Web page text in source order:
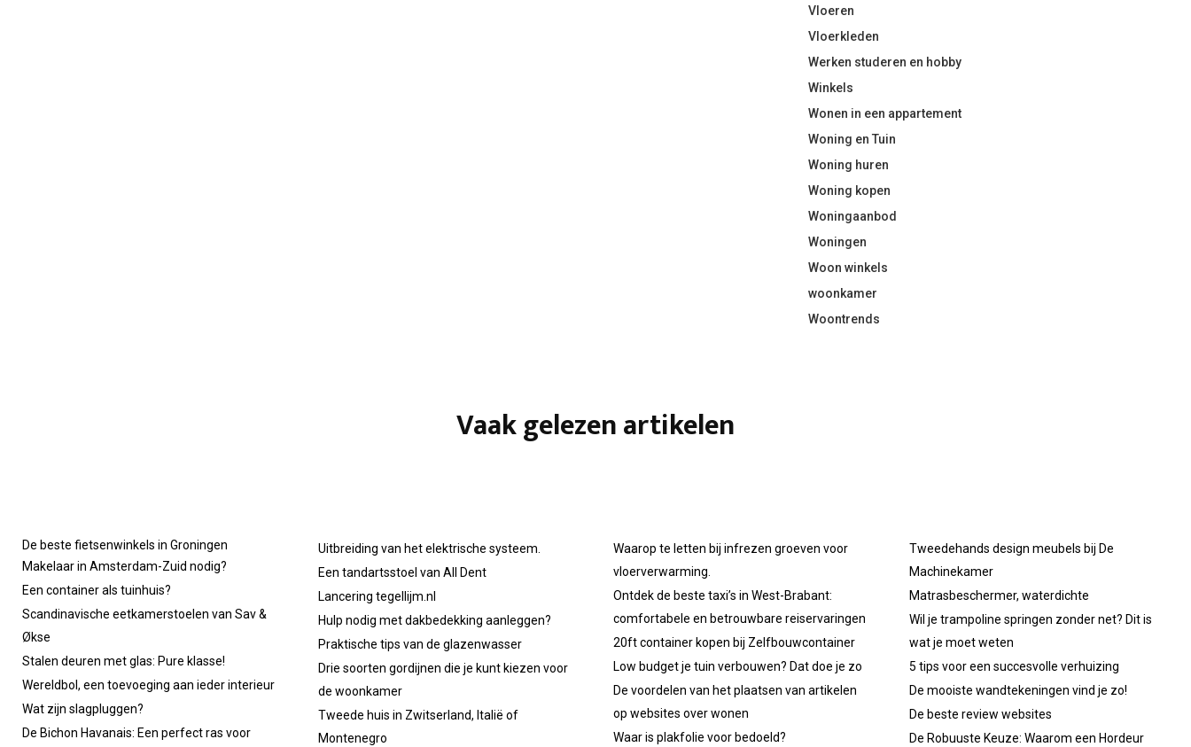
Vloeren
Vloerkleden
Werken studeren en hobby
Winkels
Wonen in een appartement
Woning en Tuin
Woning huren
Woning kopen
Woningaanbod
Woningen
Woon winkels
woonkamer
Woontrends
Vaak gelezen artikelen
De beste fietsenwinkels in Groningen
Makelaar in Amsterdam-Zuid nodig?
Een container als tuinhuis?
Scandinavische eetkamerstoelen van Sav &
Økse
Stalen deuren met glas: Pure klasse!
Wereldbol, een toevoeging aan ieder interieur
Wat zijn slagpluggen?
De Bichon Havanais: Een perfect ras voor
Uitbreiding van het elektrische systeem.
Een tandartsstoel van All Dent
Lancering tegellijm.nl
Hulp nodig met dakbedekking aanleggen?
Praktische tips van de glazenwasser
Drie soorten gordijnen die je kunt kiezen voor
de woonkamer
Tweede huis in Zwitserland, Italië of
Montenegro
Waarop te letten bij infrezen groeven voor
vloerverwarming.
Ontdek de beste taxi’s in West-Brabant:
comfortabele en betrouwbare reiservaringen
20ft container kopen bij Zelfbouwcontainer
Low budget je tuin verbouwen? Dat doe je zo
De voordelen van het plaatsen van artikelen
op websites over wonen
Waar is plakfolie voor bedoeld?
Tweedehands design meubels bij De
Machinekamer
Matrasbeschermer, waterdichte
Wil je trampoline springen zonder net? Dit is
wat je moet weten
5 tips voor een succesvolle verhuizing
De mooiste wandtekeningen vind je zo!
De beste review websites
De Robuuste Keuze: Waarom een Hordeur